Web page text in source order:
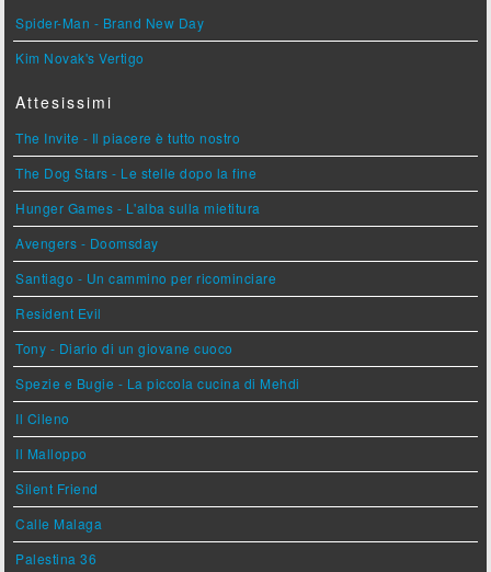
Spider-Man - Brand New Day
Kim Novak's Vertigo
Attesissimi
The Invite - Il piacere è tutto nostro
The Dog Stars - Le stelle dopo la fine
Hunger Games - L'alba sulla mietitura
Avengers - Doomsday
Santiago - Un cammino per ricominciare
Resident Evil
Tony - Diario di un giovane cuoco
Spezie e Bugie - La piccola cucina di Mehdi
Il Cileno
Il Malloppo
Silent Friend
Calle Malaga
Palestina 36